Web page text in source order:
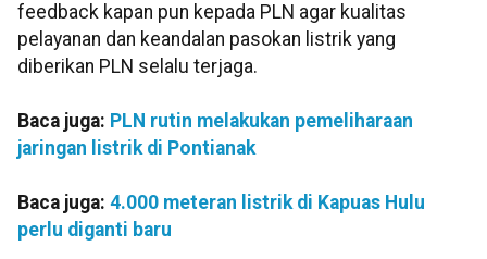
feedback kapan pun kepada PLN agar kualitas
pelayanan dan keandalan pasokan listrik yang
diberikan PLN selalu terjaga.
Baca juga: PLN rutin melakukan pemeliharaan
jaringan listrik di Pontianak
Baca juga: 4.000 meteran listrik di Kapuas Hulu
perlu diganti baru